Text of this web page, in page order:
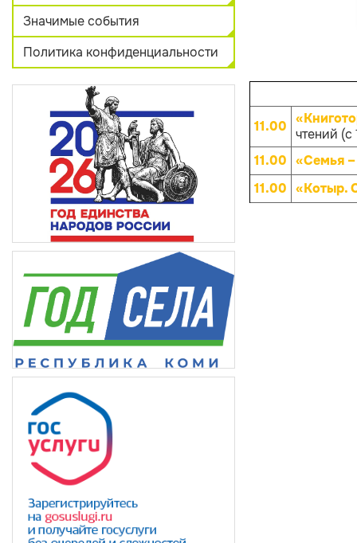
Значимые события
Политика конфиденциальности
11.00 чтений (с
11.00 «Семья
11.00 «Котыр.